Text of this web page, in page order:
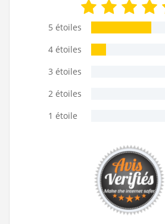
5 étoiles
4 étoiles
3 étoiles
2 étoiles
1 étoile